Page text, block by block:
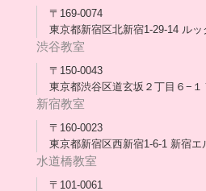
メディア出演
スタッフ紹介
合格・進路実績
協力団体
理事長・会長あいさつ
〒169-0074
東京都新宿区北新宿1-29-14 ル
渋谷教室
〒150-0043
東京都渋谷区道玄坂２丁目６−１
新宿教室
〒160-0023
東京都新宿区西新宿1-6-1 新宿エ
水道橋教室
〒101-0061